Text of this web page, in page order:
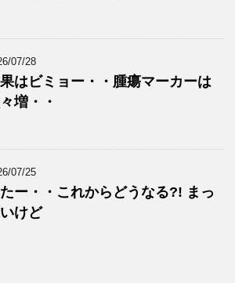
07/28
はビミョー・・腫瘍マーカーは
増・・
07/25
ー・・これからどうなる?! まっ
けど